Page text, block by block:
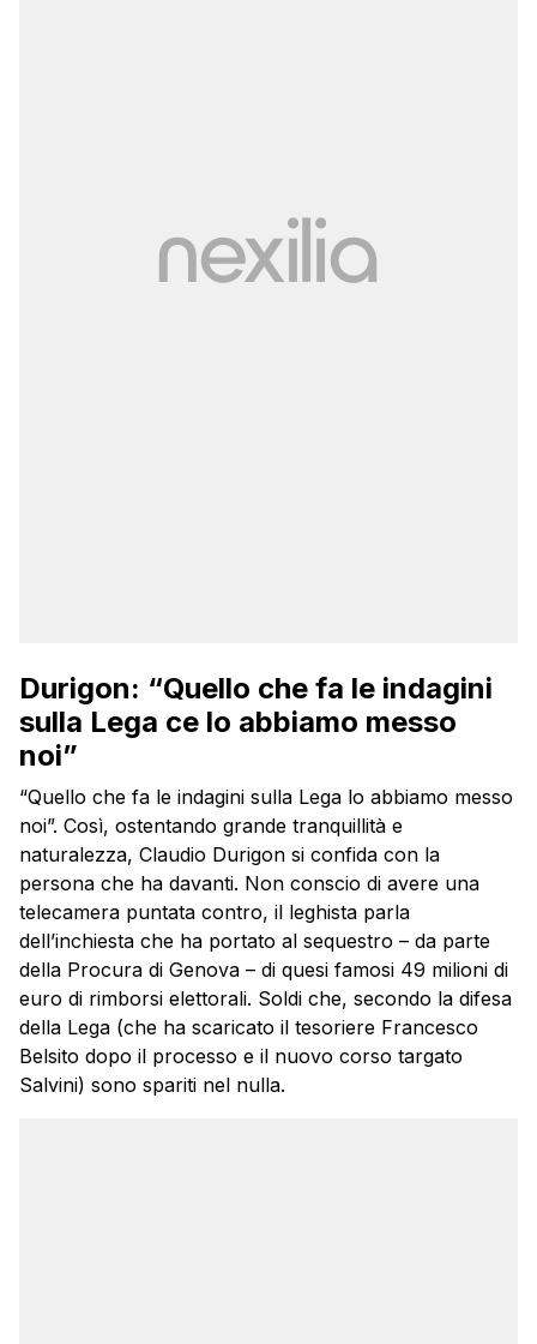
Durigon: “Quello che fa le indagini
sulla Lega ce lo abbiamo messo
noi”
“Quello che fa le indagini sulla Lega lo abbiamo messo
noi”. Così, ostentando grande tranquillità e
naturalezza, Claudio Durigon si confida con la
persona che ha davanti. Non conscio di avere una
telecamera puntata contro, il leghista parla
dell’inchiesta che ha portato al sequestro – da parte
della Procura di Genova – di quesi famosi 49 milioni di
euro di rimborsi elettorali. Soldi che, secondo la difesa
della Lega (che ha scaricato il tesoriere Francesco
Belsito dopo il processo e il nuovo corso targato
Salvini) sono spariti nel nulla.